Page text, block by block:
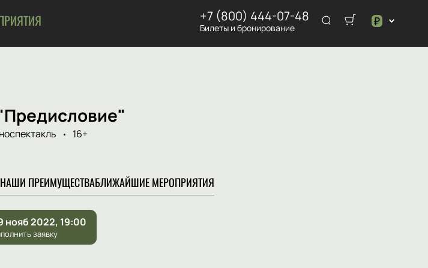
+7 (800) 444-07-48
Билеты и бронирование ₽
$
16+
НАШИ ПРЕИМУЩЕСТВАБЛИЖАЙШИЕ МЕРОПРИЯТИЯ